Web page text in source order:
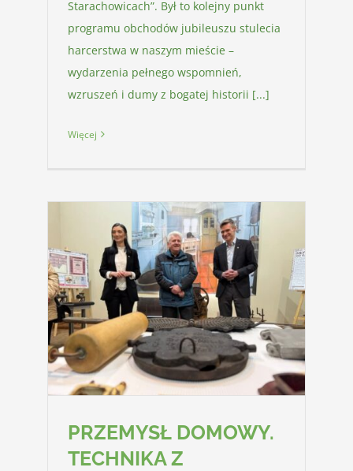
Starachowicach”. Był to kolejny punkt
programu obchodów jubileuszu stulecia
harcerstwa w naszym mieście –
wydarzenia pełnego wspomnień,
wzruszeń i dumy z bogatej historii [...]
Więcej
PRZEMYSŁ DOMOWY.
TECHNIKA Z